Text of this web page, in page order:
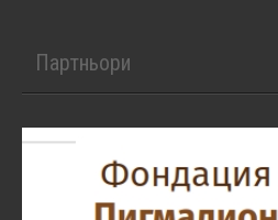
Партньори